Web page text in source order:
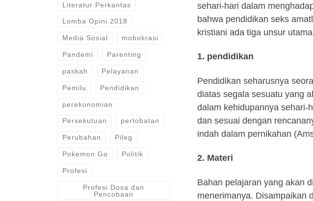
sehari-hari dalam
bahwa pendidikan seks
kristiani ada tiga unsur
1. pendidikan
Pendidikan seharusnya
diatas segala sesuatu yang
dalam kehidupannya sehari-
dan sesuai dengan
indah dalam pernikahan
2. Materi
Bahan pelajaran yang akan
menerimanya. Disampaikan
Literatur Perkantas
Lomba Opini 2018
Media Sosial mobokrasi
Pandemi Parenting
paskah Pelayanan
Pemilu Pendidikan
perekonomian
Persekutuan pertobatan
Perubahan Pileg
Pokemon Go Politik
Profesi
Profesi Dosa dan
Pencobaan